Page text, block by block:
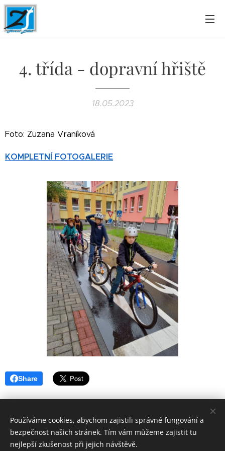
4. třída - dopravní hřiště
18.05.2023
Foto: Zuzana Vraníková
KOMPLETNÍ FOTOGALERIE
Share
© 2016Základní škola Horní Lideč, okres Vsetín.
Používáme cookies, abychom zajistili správné fungování a
bezpečnost našich stránek. Tím vám můžeme zajistit tu
nejlepší zkušenost při jejich návštěvě.